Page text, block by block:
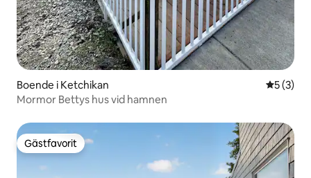
Boende i Ketchikan 5 av 5 i
5 (3)
Mormor Bettys hus vid hamnen
Gästfavorit
Gästfavorit